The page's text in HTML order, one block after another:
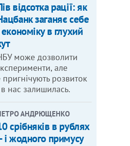
відсотка рації: як
заганяє себе
економіку в глухий
може дозволити
але
розвиток
нас залишилась.
АНДРЮЩЕНКО
срібняків в рублях
і жодного примусу